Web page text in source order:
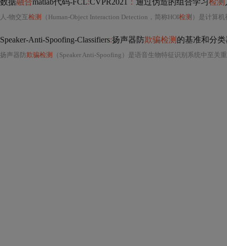
数据融合matlab代码-FCL:CVPR2021 ： 通过伪造的组合学习 检测
人-物交互检测 （Human-Object Interaction Detection，简称HOI检测 ）是计算
Speaker-Anti-Spoofing-Classifiers:扬声器防欺骗检测 的基准和分类
扬声器防欺骗检测 （Speaker Anti-Spoofing）是语音生物特征识别系统中至关重要的安全增强